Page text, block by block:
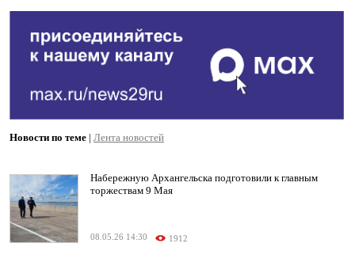
Новости по теме | Лента новостей
Набережную Архангельска подготовили к главным
торжествам 9 Мая
08.05.26 14:30 1912